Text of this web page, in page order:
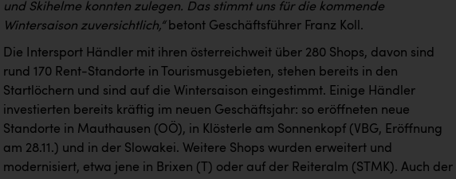
und Skihelme konnten zulegen. Das stimmt uns für die kommende
Wintersaison zuversichtlich,“betont Geschäftsführer Franz Koll.
Die Intersport Händler mit ihren österreichweit über 280 Shops, davon sind
rund 170 Rent-Standorte in Tourismusgebieten, stehen bereits in den
Startlöchern und sind auf die Wintersaison eingestimmt. Einige Händler
investierten bereits kräftig im neuen Geschäftsjahr: so eröffneten neue
Standorte in Mauthausen (OÖ), in Klösterle am Sonnenkopf (VBG, Eröffnung
am 28.11.) und in der Slowakei. Weitere Shops wurden erweitert und
modernisiert, etwa jene in Brixen (T) oder auf der Reiteralm (STMK). Auch der